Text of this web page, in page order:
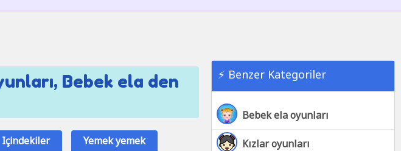
⚡ Benzer Kategoriler
Bebek ela oyunları
Kızlar oyunları
Bebek ela den
Içindekiler
Yemek yemek